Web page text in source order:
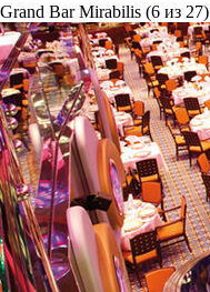
Grand Bar Mirabilis (6 из 27)